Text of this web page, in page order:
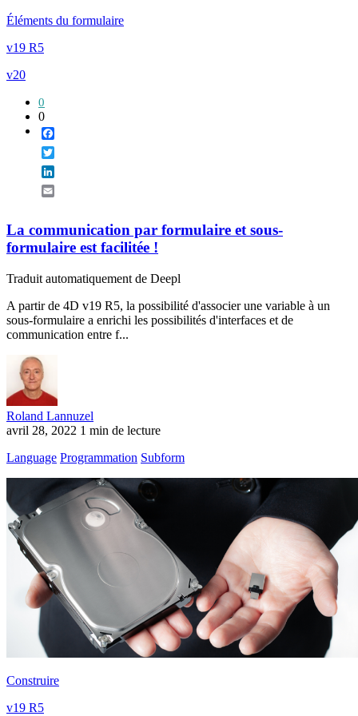
Éléments du formulaire
v19 R5
v20
0
0
La communication par formulaire et sous-
formulaire est facilitée !
Traduit automatiquement de Deepl
A partir de 4D v19 R5, la possibilité d'associer une variable à un
sous-formulaire a enrichi les possibilités d'interfaces et de
communication entre f...
Roland Lannuzel
avril 28, 2022 1 min de lecture
Language Programmation Subform
Construire
v19 R5